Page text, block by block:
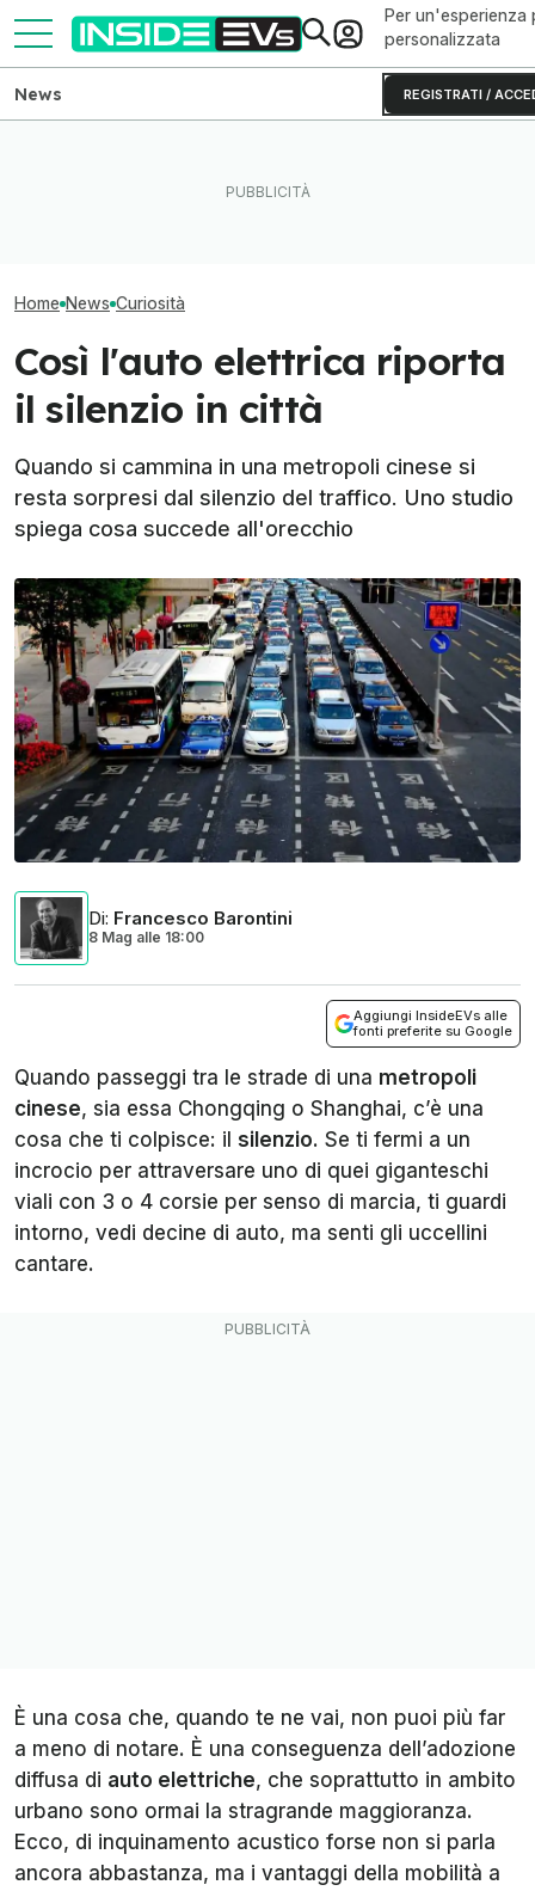
Per un'esperienza
personalizzata
REGISTRATI /
News
Home News Curiosità
Così l'auto elettrica riporta
il silenzio in città
Quando si cammina in una metropoli cinese si
resta sorpresi dal silenzio del traffico. Uno studio
spiega cosa succede all'orecchio
Di: Francesco Barontini
8 Mag alle 18:00
Aggiungi InsideEVs alle
fonti preferite su Google
Quando passeggi tra le strade di una metropoli
cinese, sia essa Chongqing o Shanghai, c’è una
cosa che ti colpisce: il silenzio. Se ti fermi a un
incrocio per attraversare uno di quei giganteschi
viali con 3 o 4 corsie per senso di marcia, ti guardi
intorno, vedi decine di auto, ma senti gli uccellini
cantare.
È una cosa che, quando te ne vai, non puoi più far
a meno di notare. È una conseguenza dell’adozione
diffusa di auto elettriche, che soprattutto in ambito
urbano sono ormai la stragrande maggioranza.
Ecco, di inquinamento acustico forse non si parla
ancora abbastanza, ma i vantaggi della mobilità a